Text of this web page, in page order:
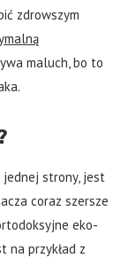
zdrowszym
maluch, bo to
jednej strony, jest
coraz szersze
eko-
na przykład z